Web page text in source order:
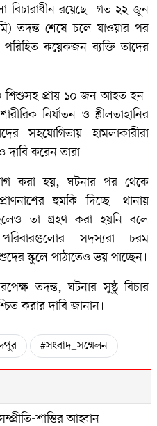
বিচারাধীন রয়েছে। গত ২২ জুন
তদন্ত শেষে চলে যাওয়ার পর
কয়েকজন ব্যক্তি তাদের
শিশুসহ প্রায় ১০ জন আহত হন।
নির্যাতন ও শ্লীলতাহানির
সহযোগিতায় হামলাকারীরা
করেন তারা।
করা হয়, ঘটনার পর থেকে
হুমকি দিচ্ছে। থানায়
তা গ্রহণ করা হয়নি বলে
সদস্যরা চরম
স্কুলে পাঠাতেও ভয় পাচ্ছেন।
তদন্ত, ঘটনার সুষ্ঠু বিচার
করার দাবি জানান।
#সংবাদ_সম্মেলন
শান্তির আহ্বান